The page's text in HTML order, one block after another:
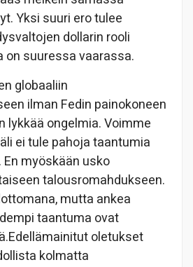
Yksi suuri ero tulee
dollarin rooli
on suuressa vaarassa.
globaaliin
ilman Fedin painokoneen
lykkää ongelmia. Voimme
ei tule pahoja taantumia
myöskään usko
talousromahdukseen.
mutta ankea
taantuma ovat
oletukset
kolmatta